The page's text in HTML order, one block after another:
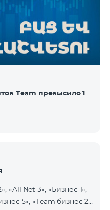
Team превысило 1
«All Net 3», «Бизнес 1»,
5», «Team бизнес 2»,